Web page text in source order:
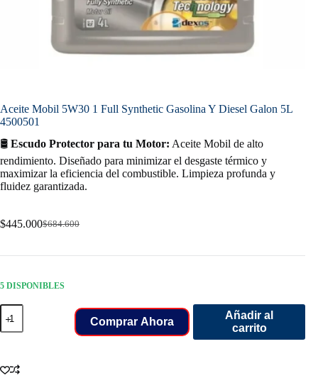
Aceite Mobil 5W30 1 Full Synthetic Gasolina Y Diesel Galon 5L
4500501
🛢️ Escudo Protector para tu Motor: Aceite Mobil de alto
rendimiento. Diseñado para minimizar el desgaste térmico y
maximizar la eficiencia del combustible. Limpieza profunda y
fluidez garantizada.
$684.600
Original
was:
$445.000Current
is:
5 DISPONIBLES
Aceite
Mobil
5W30
Synthetic
Comprar Ahora
Añadir al
carrito